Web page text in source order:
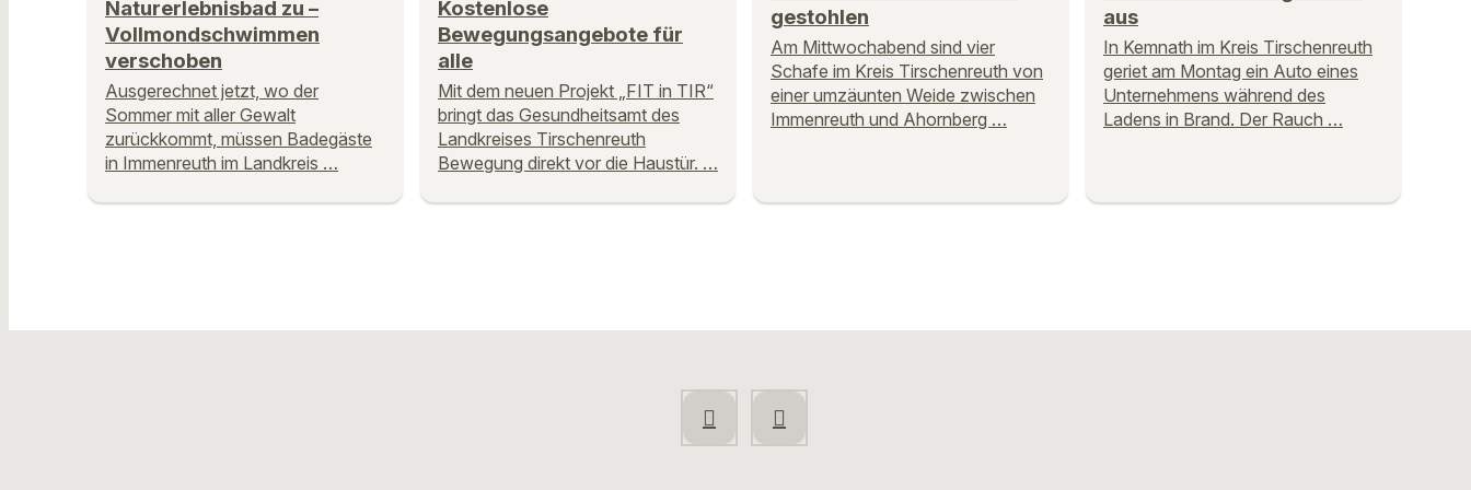
Naturerlebnisbad zu –
Vollmondschwimmen
verschoben
Ausgerechnet jetzt, wo der
Sommer mit aller Gewalt
zurückkommt, müssen Badegäste
in Immenreuth im Landkreis …
Kostenlose
Bewegungsangebote für
alle
Mit dem neuen Projekt „FIT in TIR“
bringt das Gesundheitsamt des
Landkreises Tirschenreuth
Bewegung direkt vor die Haustür. …
gestohlen
Am Mittwochabend sind vier
Schafe im Kreis Tirschenreuth von
einer umzäunten Weide zwischen
Immenreuth und Ahornberg …
aus
In Kemnath im Kreis Tirschenreuth
geriet am Montag ein Auto eines
Unternehmens während des
Ladens in Brand. Der Rauch …